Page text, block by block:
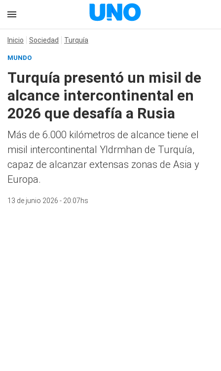
Inicio Sociedad Turquía
MUNDO
Turquía presentó un misil de
alcance intercontinental en
2026 que desafía a Rusia
Más de 6.000 kilómetros de alcance tiene el
misil intercontinental Yldrmhan de Turquía,
capaz de alcanzar extensas zonas de Asia y
Europa.
13 de junio 2026 - 20:07hs